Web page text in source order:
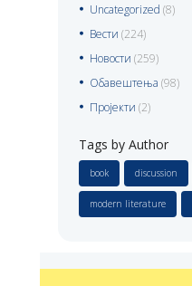
Uncategorized (8)
Вести (224)
Новости (259)
Обавештења (98)
Пројекти (2)
Tags by Author
book discussion
modern literature